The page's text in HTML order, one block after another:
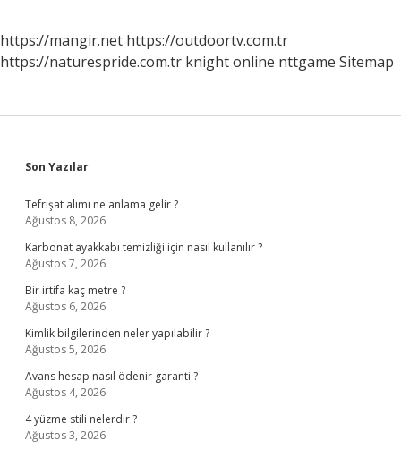
https://mangir.net https://outdoortv.com.tr
https://naturespride.com.tr knight online nttgame Sitemap
Sidebar
Son Yazılar
Tefrişat alımı ne anlama gelir ?
Ağustos 8, 2026
Karbonat ayakkabı temizliği için nasıl kullanılır ?
Ağustos 7, 2026
Bir irtifa kaç metre ?
Ağustos 6, 2026
Kimlik bilgilerinden neler yapılabilir ?
Ağustos 5, 2026
Avans hesap nasıl ödenir garanti ?
Ağustos 4, 2026
4 yüzme stili nelerdir ?
Ağustos 3, 2026